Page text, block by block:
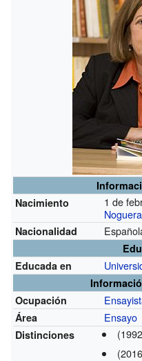
Nacimiento
1 de
Nacionalidad
Educada en
Ocupación
Área Ensayo
Distinciones